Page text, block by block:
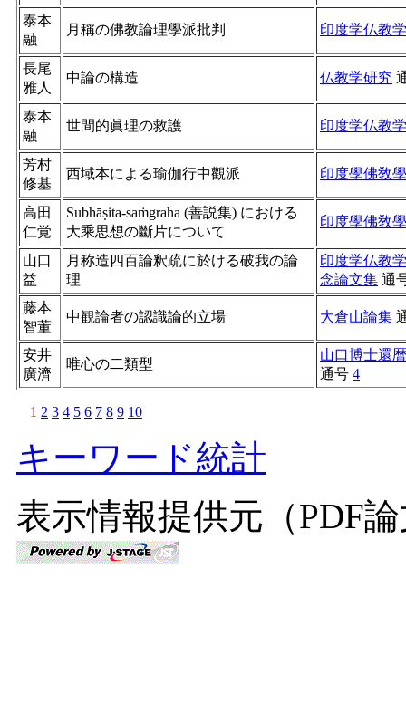
泰本
融
月稱の佛教論理學派批判 印度学仏教
長尾
雅人
中論の構造 仏教学研究
泰本
融
世間的眞理の救護 印度学仏教
芳村
修基
西域本による瑜伽行中觀派 印度學佛敎
高田
仁覚
Subhāṣita-saṁgraha (善説集) における
大乘思想の斷片について
印度學佛敎
山口
益
月称造四百論釈疏に於ける破我の論
理
印度学仏教
念論文集 通
藤本
智董
中観論者の認識論的立場 大倉山論集
安井
廣濟
唯心の二類型
山口博士還
通号 4
1 2 3 4 5 6 7 8 9 10
キーワード統計
表示情報提供元（PDF